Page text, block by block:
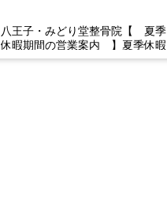
八王子・みどり堂整骨院【 夏季
休暇期間の営業案内 】夏季休暇
期間の営業日・休診日をご案内し